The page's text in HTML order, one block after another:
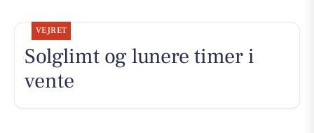
VEJRET
Solglimt og lunere timer i
vente